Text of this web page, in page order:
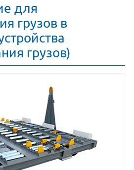
для
грузов в
грузов)